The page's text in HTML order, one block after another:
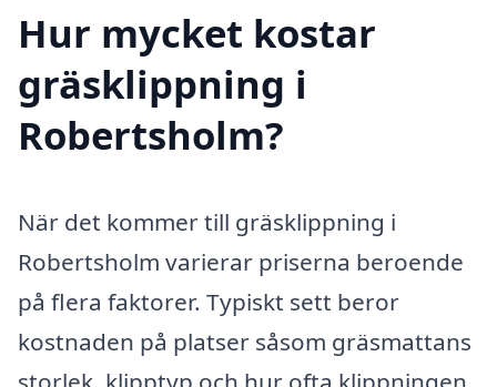
Hur mycket kostar
gräsklippning i
Robertsholm?
När det kommer till gräsklippning i
Robertsholm varierar priserna beroende
på flera faktorer. Typiskt sett beror
kostnaden på platser såsom gräsmattans